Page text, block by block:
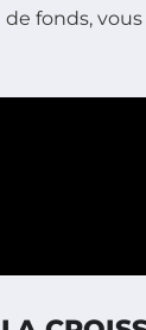
fonds,